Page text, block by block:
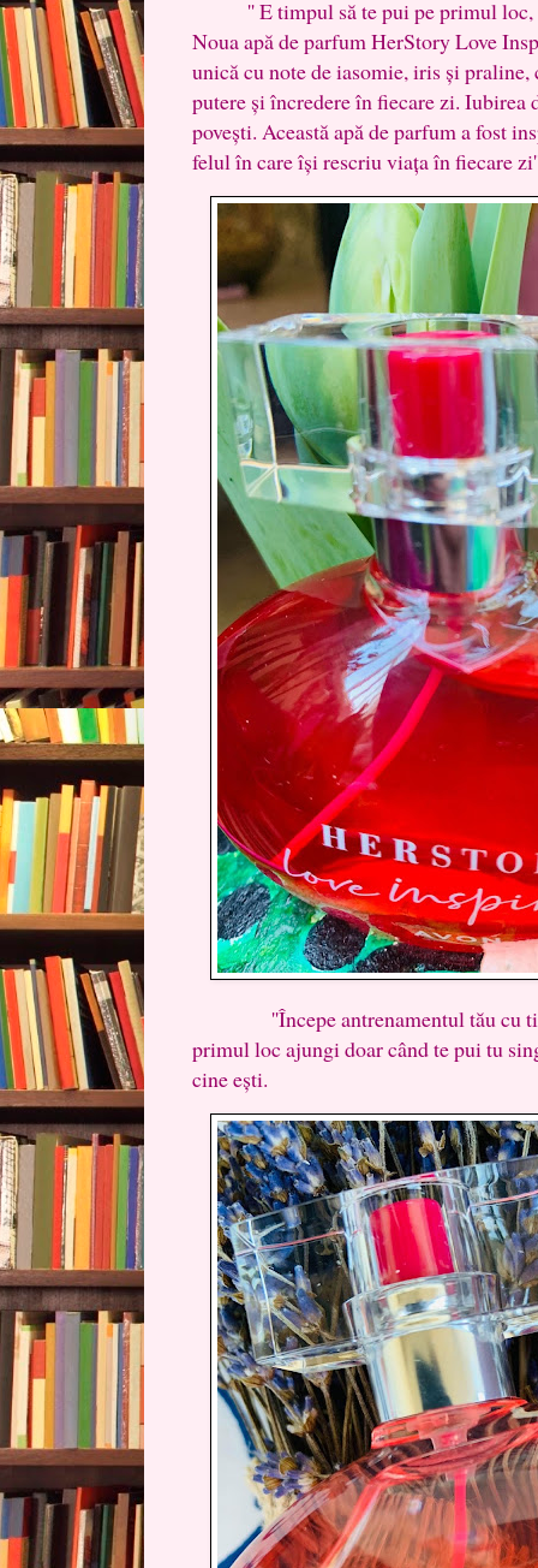
'' E timpul să te pui pe primul loc,
Noua apă de parfum HerStory Love
unică cu note de iasomie, iris și
putere și încredere în fiecare zi. Iubirea
povești. Această apă de parfum a fost
felul în care își rescriu viața în fiecare
''Începe antrenamentul tău cu
primul loc ajungi doar când te pui tu
cine ești.